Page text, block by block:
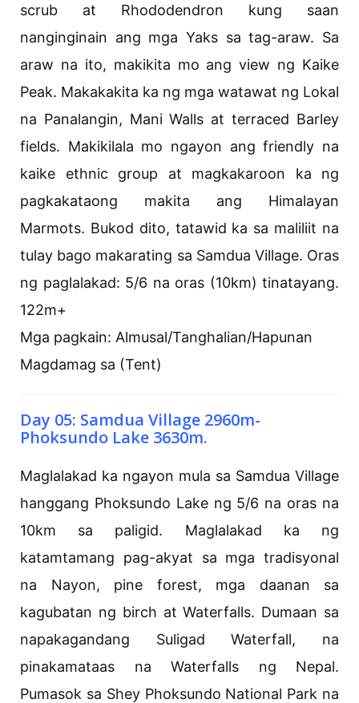
scrub at Rhododendron kung saan
nanginginain ang mga Yaks sa tag-araw. Sa
araw na ito, makikita mo ang view ng Kaike
Peak. Makakakita ka ng mga watawat ng Lokal
na Panalangin, Mani Walls at terraced Barley
fields. Makikilala mo ngayon ang friendly na
kaike ethnic group at magkakaroon ka ng
pagkakataong makita ang Himalayan
Marmots. Bukod dito, tatawid ka sa maliliit na
tulay bago makarating sa Samdua Village. Oras
ng paglalakad: 5/6 na oras (10km) tinatayang.
122m+
Mga pagkain: Almusal/Tanghalian/Hapunan
Magdamag sa (Tent)
Day 05: Samdua Village 2960m-
Phoksundo Lake 3630m.
Maglalakad ka ngayon mula sa Samdua Village
hanggang Phoksundo Lake ng 5/6 na oras na
10km sa paligid. Maglalakad ka ng
katamtamang pag-akyat sa mga tradisyonal
na Nayon, pine forest, mga daanan sa
kagubatan ng birch at Waterfalls. Dumaan sa
napakagandang Suligad Waterfall, na
pinakamataas na Waterfalls ng Nepal.
Pumasok sa Shey Phoksundo National Park na